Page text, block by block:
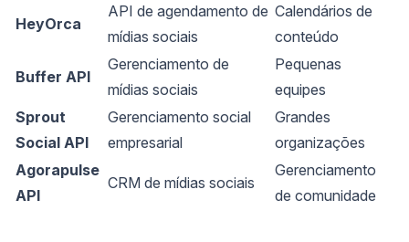
HeyOrca
API de agendamento de
mídias sociais
Calendários de
conteúdo
Buffer API
Gerenciamento de
mídias sociais
Pequenas
equipes
Sprout
Social API
Gerenciamento social
empresarial
Grandes
organizações
Agorapulse
API
CRM de mídias sociais
Gerenciamento
de comunidade